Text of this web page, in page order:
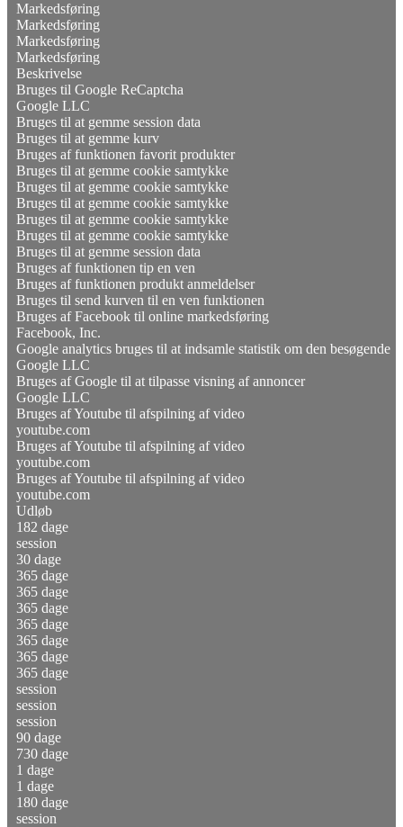
Markedsføring
Markedsføring
Markedsføring
Markedsføring
Beskrivelse
Bruges til Google ReCaptcha
Google LLC
Bruges til at gemme session data
Bruges til at gemme kurv
Bruges af funktionen favorit produkter
Bruges til at gemme cookie samtykke
Bruges til at gemme cookie samtykke
Bruges til at gemme cookie samtykke
Bruges til at gemme cookie samtykke
Bruges til at gemme cookie samtykke
Bruges til at gemme session data
Bruges af funktionen tip en ven
Bruges af funktionen produkt anmeldelser
Bruges til send kurven til en ven funktionen
Bruges af Facebook til online markedsføring
Facebook, Inc.
Google analytics bruges til at indsamle statistik om den besøgende
Google LLC
Bruges af Google til at tilpasse visning af annoncer
Google LLC
Bruges af Youtube til afspilning af video
youtube.com
Bruges af Youtube til afspilning af video
youtube.com
Bruges af Youtube til afspilning af video
youtube.com
Udløb
182 dage
session
30 dage
365 dage
365 dage
365 dage
365 dage
365 dage
365 dage
365 dage
session
session
session
90 dage
730 dage
1 dage
1 dage
180 dage
session